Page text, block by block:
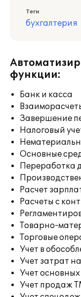
Теги
бухгалтерия
функции:
Банк и касса
Завершение
Налоговый
Основные
Переработка
Расчет
Расчеты с
Товарно-
Торговые
Учет в
Учет затрат
Учет
Учет продаж